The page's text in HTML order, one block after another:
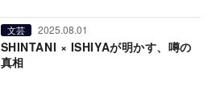
文芸 2025.08.01
SHINTANI × ISHIYAが明かす、噂の
真相